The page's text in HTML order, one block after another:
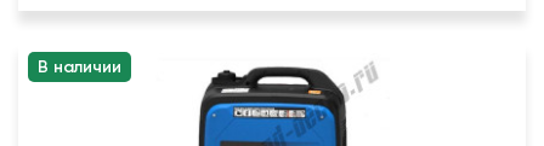
В наличии